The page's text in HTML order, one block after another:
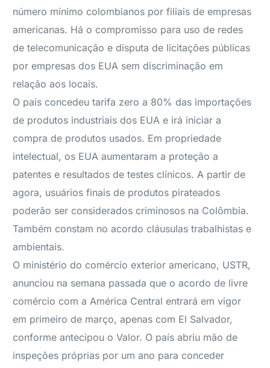
número mínimo colombianos por filiais de empresas
americanas. Há o compromisso para uso de redes
de telecomunicação e disputa de licitações públicas
por empresas dos EUA sem discriminação em
relação aos locais.
O país concedeu tarifa zero a 80% das importações
de produtos industriais dos EUA e irá iniciar a
compra de produtos usados. Em propriedade
intelectual, os EUA aumentaram a proteção a
patentes e resultados de testes clínicos. A partir de
agora, usuários finais de produtos pirateados
poderão ser considerados criminosos na Colômbia.
Também constam no acordo cláusulas trabalhistas e
ambientais.
O ministério do comércio exterior americano, USTR,
anunciou na semana passada que o acordo de livre
comércio com a América Central entrará em vigor
em primeiro de março, apenas com El Salvador,
conforme antecipou o Valor. O país abriu mão de
inspeções próprias por um ano para conceder